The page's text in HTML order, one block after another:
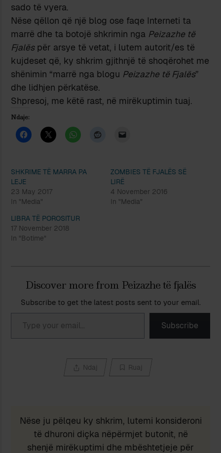
sado të vyera.
Nëse qëllon që një blog ose faqe Interneti ta
marrë dhe ta botojë shkrimin nga Peizazhe të
Fjalëspër arsye të vetat, i lutem autorit/es të
kujdeset që, ky shkrim gjithnjë të shoqërohet me
shënimin “marrë nga blogu Peizazhe të Fjalës”
dhe lidhjen përkatëse.
Shpresoj, me këtë rast, në mirëkuptimin tuaj.
Ndaje:
SHKRIME TË MARRA PA
LEJE
23 May 2017
In "Media"
ZOMBIES TË FJALËS SË
LIRË
4 November 2016
In "Media"
LIBRA TË POROSITUR
17 November 2018
In "Botime"
Discover more from Peizazhe të fjalës
Subscribe to get the latest posts sent to your email.
Type your email…
Subscribe
Ndaj Ruaj
Nëse ju pëlqeu ky shkrim, lutemi konsideroni
të dhuroni diçka nëpërmjet butonit, në
shenjë mirëkuptimi dhe mbështetjeje për